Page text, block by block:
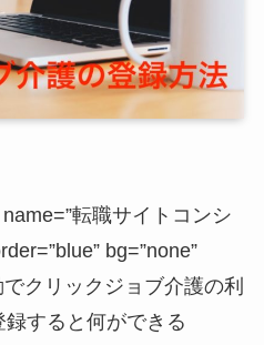
転職サイトコンシ
bg=”none”
クリックジョブ介護の利
すると何ができる